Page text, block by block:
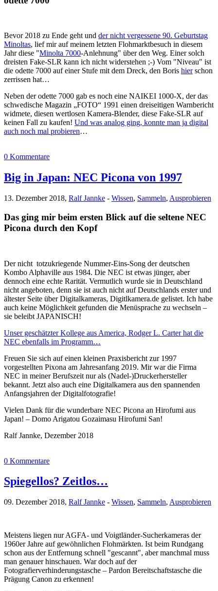
Bevor 2018 zu Ende geht und der nicht vergessene 90. Geburtstag
Minoltas, lief mir auf meinem letzten Flohmarktbesuch in diesem
Jahr diese "Minolta 7000-Anlehnung" über den Weg. Einer solch
dreisten Fake-SLR kann ich nicht widerstehen ;-) Vom "Niveau" ist
die odette 7000 auf einer Stufe mit dem Dreck, den Boris hierschon
zerrissen hat…
Neben der odette 7000 gab es noch eine NAIKEI 1000-X, der das
schwedische Magazin „FOTO“ 1991 einen dreiseitigen Warnbericht
widmete, diesen wertlosen Kamera-Blender, diese Fake-SLR auf
keinen Fall zu kaufen! Und was analog ging, konnte man ja digital
auch noch mal probieren…
0 Kommentare
Big in Japan: NEC Picona von 1997
13. Dezember 2018, Ralf Jannke - Wissen, Sammeln, Ausprobieren
Das ging mir beim ersten Blick auf die seltene NEC
Picona durch den Kopf
Der nicht totzukriegende Nummer-Eins-Song der deutschen
Kombo Alphaville aus 1984. Die NEC ist etwas jünger, aber
dennoch eine echte Rarität. Vermutlich wurde sie in Deutschland
nicht angeboten, denn sie ist auch nicht auf Deutschlands erster und
ältester Seite über Digitalkameras, Digitlkamera.de gelistet. Ich habe
auch keine Möglichkeit gefunden die Menüsprache zu wechseln –
sie beleibt JAPANISCH!
Unser geschätzter Kollege aus America, Rodger L. Carter hat die
NEC ebenfalls im Programm…
Freuen Sie sich auf einen kleinen Praxisbericht zur 1997
vorgestellten Pixona am Jahresanfang 2019. Mir war die Firma
NEC in meiner Berufszeit nur als (Nadel-)Druckerhersteller
bekannt. Jetzt also auch eine Digitalkamera aus den spannenden
Anfangsjahren der Digitalfotografie!
Vielen Dank für die wunderbare NEC Picona an Hirofumi aus
Japan! – Domo Arigatou Gozaimasu Hirofumi San!
Ralf Jannke, Dezember 2018
0 Kommentare
Spiegellos? Zeitlos…
09. Dezember 2018, Ralf Jannke - Wissen, Sammeln, Ausprobieren
Meistens liegen nur AGFA- und Voigtländer-Sucherkameras der
1960er Jahre auf gewöhnlichen Flohmärkten. Ist beim Rundgang
schon aus der Entfernung schnell "gescannt", aber manchmal muss
man genauer hinschauen. War doch auf der
Fotografierverhinderungstasche – Pardon Bereitschaftstasche die
Prägung Canon zu erkennen!